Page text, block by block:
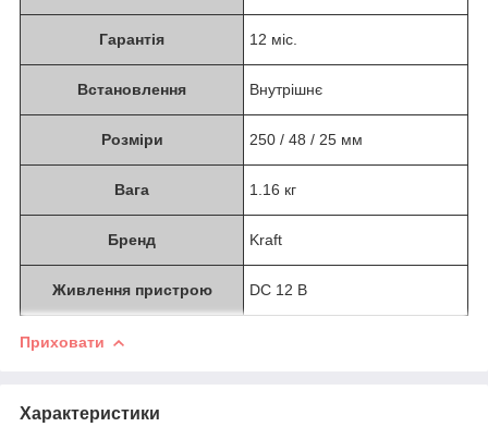
Гарантія 12 міс.
Встановлення Внутрішнє
Розміри 250 / 48 / 25 мм
Вага 1.16 кг
Бренд Kraft
Живлення пристрою DC 12 В
Приховати
Характеристики